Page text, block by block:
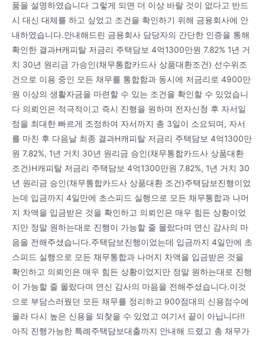
품을 설명하였습니다 그렇게 되면 더 이상 바랄 것이 없다고 반드
시 대신 대체를 하고 싶었고 조건을 확인하기 위해 금융회사에 안
내하였습니다.안내해드린 금융회사 담당자의 간단한 인증을 통해
확인한 결과H캐피탈 저금리 주택담보 4억1300만원 7.82% 1년 거
치 30년 원리금 가승인(채무통합카드사 상품대환조건) 선수위조
건으로 이용 중인 모든 채무를 통합함과 동시에 저금리로 4900만
원 이상의 생활자금을 마련할 수 있는 조건을 확인할 수 있었습니
다 의뢰인은 적극적이고 즉시 진행을 원하며 전자신청 후 자서일
정을 최대한 빠르게 조정하여 자서까지 총 3일이 소요되며, 자서
를 마친 후 다음날 최종 결과H캐피탈 저금리 주택담보 4억1300만
원 7.82%, 1년 거치 30년 원리금 승인(채무통합카드사 상품대환
조건)H캐피탈 저금리 주택담보 4억1300만원 7.82%, 1년 거치 30
년 원리금 승인(채무통합카드사 상품대환 조건)주택담보진행이었
는데 입금까지 4일만에 초스피드 실행으로 모든 채무통합과 나머
지 차액을 입금받은 것을 확인하고 의뢰인은 매우 힘든 상황이었
지만 정말 원하는대로 진행이 가능할 줄 몰랐다며 연신 감사의 마
음을 전해주셨습니다.주택담보진행이었는데 입금까지 4일만에 초
스피드 실행으로 모든 채무통합과 나머지 차액을 입금받은 것을
확인하고 의뢰인은 매우 힘든 상황이었지만 정말 원하는대로 진행
이 가능할 줄 몰랐다며 연신 감사의 마음을 전해주셨습니다.이것
으로 부담스러웠던 모든 채무를 정리하고 900점대의 신용점수에
올라 다시 높은 신용을 되찾을 수 있었고 여기서 끝이 아닙니다!!
아직 진행가능한 특례주택담보대출까지 안내해 드렸고 총 채무가